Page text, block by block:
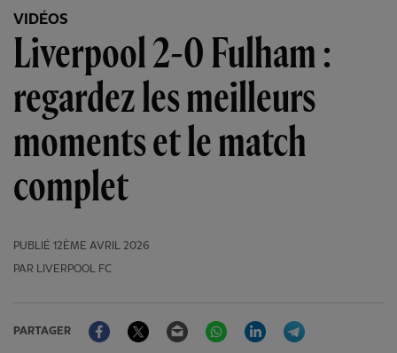
VIDÉOS
Liverpool 2-0 Fulham :
regardez les meilleurs
moments et le match
complet
PUBLIÉ 12ÈME AVRIL 2026
PAR LIVERPOOL FC
PARTAGER
FacebookTwitter Email WhatsAppLinkedIn